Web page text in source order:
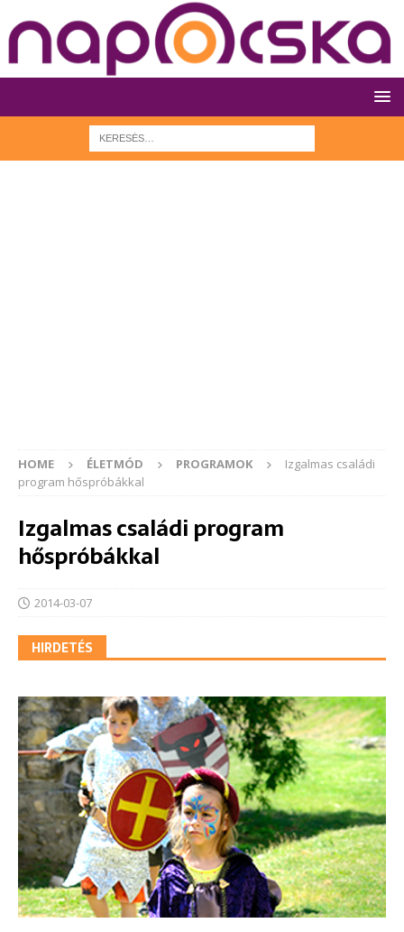
HOME ÉLETMÓD PROGRAMOK
Izgalmas családi
program hőspróbákkal
Izgalmas családi program
hőspróbákkal
2014-03-07
HIRDETÉS